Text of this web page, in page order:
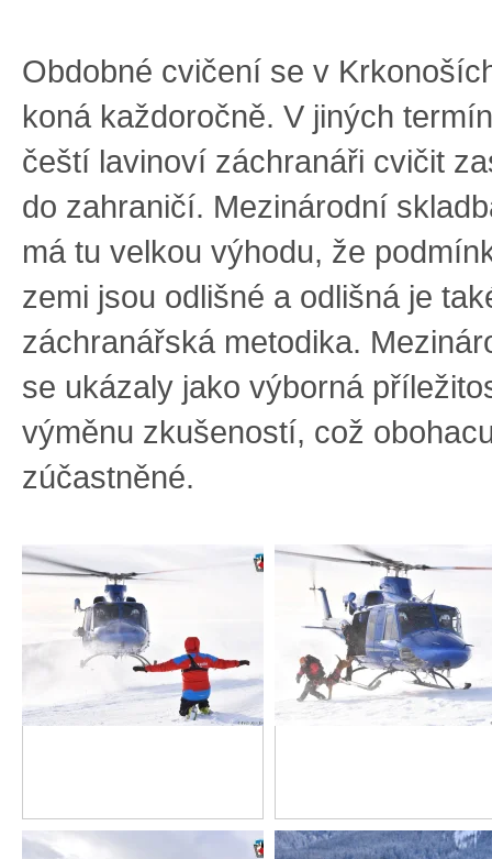
Obdobné cvičení se v
koná každoročně. V jiných
čeští lavinoví záchranáři cvičit
do zahraničí. Mezinárodní
má tu velkou výhodu, že
zemi jsou odlišné a odlišná je
záchranářská metodika.
se ukázaly jako výborná
výměnu zkušeností, což
zúčastněné.